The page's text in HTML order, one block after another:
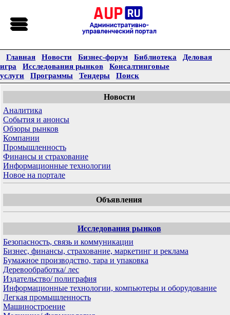
Главная Новости Бизнес-форум Библиотека
Деловая
игра
Исследования рынков
Консалтинговые
услуги
Программы Тендеры Поиск
Новости
Аналитика
События и анонсы
Обзоры рынков
Компании
Промышленность
Финансы и страхование
Информационные технологии
Новое на портале
Объявления
Исследования рынков
Безопасность, связь и коммуникации
Бизнес, финансы, страхование, маркетинг и реклама
Бумажное производство, тара и упаковка
Деревообработка/ лес
Издательство/ полиграфия
Информационные технологии, компьютеры и оборудование
Легкая промышленность
Машиностроение